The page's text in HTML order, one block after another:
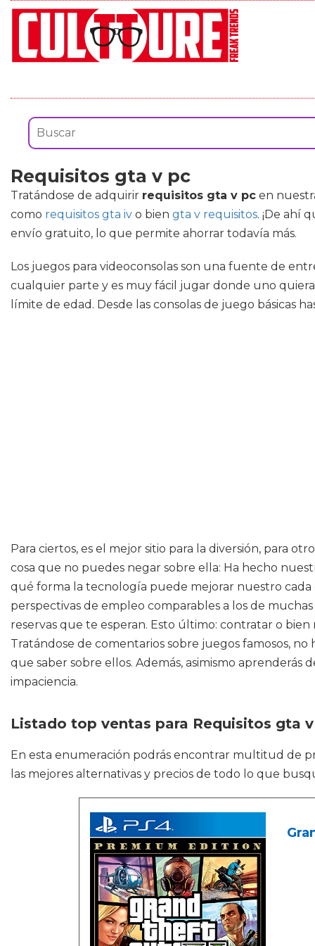
Requisitos gta v pc
Tratándose de adquirir requisitos gta v pc en
como requisitos gta iv o bien gta v requisitos. ¡De ahí
envío gratuito, lo que permite ahorrar todavía más.
Los juegos para videoconsolas son una fuente de
cualquier parte y es muy fácil jugar donde uno
límite de edad. Desde las consolas de juego básicas
Para ciertos, es el mejor sitio para la diversión, para
cosa que no puedes negar sobre ella: Ha hecho
qué forma la tecnología puede mejorar nuestro cada
perspectivas de empleo comparables a los de
reservas que te esperan. Esto último: contratar o
Tratándose de comentarios sobre juegos famosos,
que saber sobre ellos. Además, asimismo
impaciencia.
Listado top ventas para Requisitos gta
En esta enumeración podrás encontrar multitud de
las mejores alternativas y precios de todo lo que